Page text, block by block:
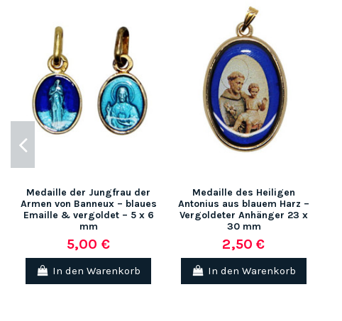
Medaille der Jungfrau der
Armen von Banneux – blaues
Emaille & vergoldet – 5 x 6
mm
5,00 €
In den Warenkorb
Medaille des Heiligen
Antonius aus blauem Harz –
Vergoldeter Anhänger 23 x
30 mm
2,50 €
In den Warenkorb